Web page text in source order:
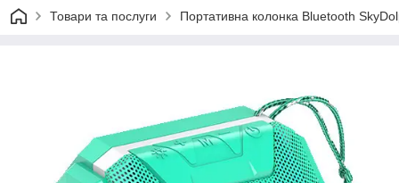
Товари та послуги Портативна колонка Bluetooth